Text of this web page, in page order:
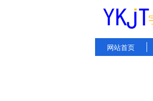
网站首页